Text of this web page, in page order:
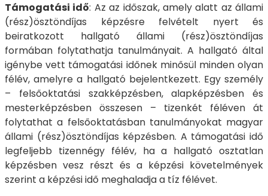
Támogatási idő: Az az időszak, amely alatt az állami
(rész)ösztöndíjas képzésre felvételt nyert és
beiratkozott hallgató állami (rész)ösztöndíjas
formában folytathatja tanulmányait. A hallgató által
igénybe vett támogatási időnek minősül minden olyan
félév, amelyre a hallgató bejelentkezett. Egy személy
– felsőoktatási szakképzésben, alapképzésben és
mesterképzésben összesen – tizenkét féléven át
folytathat a felsőoktatásban tanulmányokat magyar
állami (rész)ösztöndíjas képzésben. A támogatási idő
legfeljebb tizennégy félév, ha a hallgató osztatlan
képzésben vesz részt és a képzési követelmények
szerint a képzési idő meghaladja a tíz félévet.